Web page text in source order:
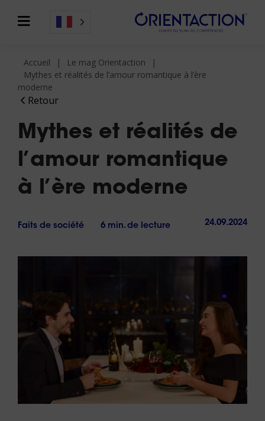
Retour
Accueil
Le mag Orientaction
Mythes et réalités de l’amour romantique à l’ère
moderne
Mythes et réalités de
l’amour romantique
à l’ère moderne
Faits de société 6 min. de lecture 24.09.2024